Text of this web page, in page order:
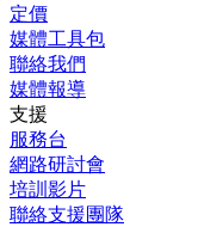
定價
媒體工具包
聯絡我們
媒體報導
支援
服務台
網路研討會
培訓影片
聯絡支援團隊